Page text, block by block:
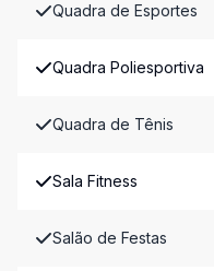
Quadra de Esportes
Quadra Poliesportiva
Quadra de Tênis
Sala Fitness
Salão de Festas